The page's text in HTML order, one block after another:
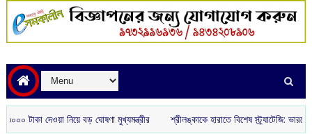
দেওয়া নিয়ে বড় ঘোষণা মুখ্যমন্ত্রীর শ্রীলঙ্কাকে হারাতে বিশেষ স্ট্র্যাটেজি: ভারতের নেট